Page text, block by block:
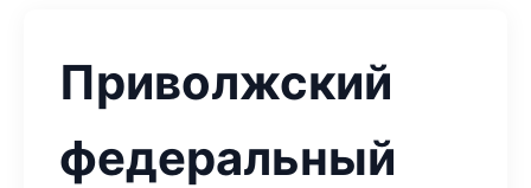
Приволжский
федеральный